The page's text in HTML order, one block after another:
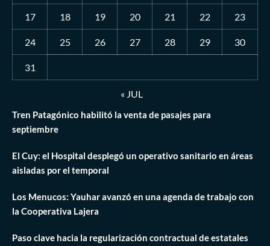
17 18 19 20 21 22 23
24 25 26 27 28 29 30
31
« JUL
Tren Patagónico habilitó la venta de pasajes para
septiembre
El Cuy: el Hospital desplegó un operativo sanitario en áreas
aisladas por el temporal
Los Menucos: Yauhar avanzó en una agenda de trabajo con
la Cooperativa Lajera
Paso clave hacia la regularización contractual de estatales